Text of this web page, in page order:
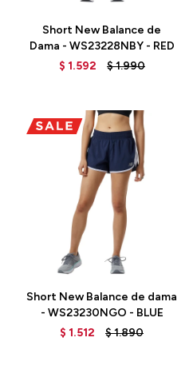
Short New Balance de
Dama - WS23228NBY - RED
$ 1.592 $1.990
Short New Balance de dama
- WS23230NGO - BLUE
$ 1.512 $1.890
Talle